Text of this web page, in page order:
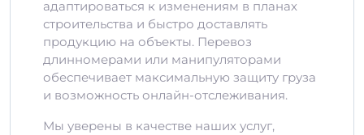
адаптироваться к изменениям в планах
строительства и быстро доставлять
продукцию на объекты. Перевоз
длинномерами или манипуляторами
обеспечивает максимальную защиту груза
и возможность онлайн-отслеживания.
Мы уверены в качестве наших услуг,